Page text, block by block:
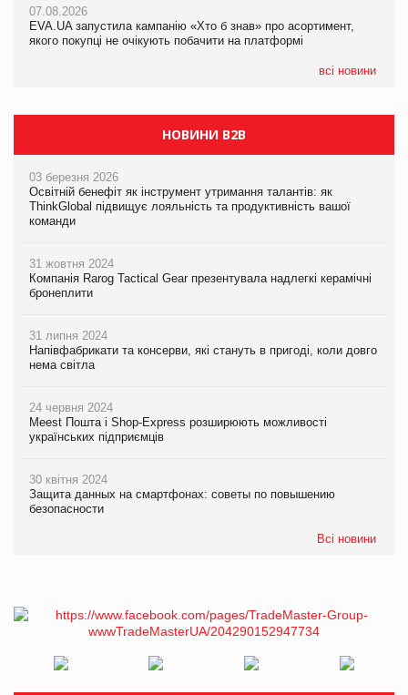
07.08.2026
EVA.UA запустила кампанію «Хто б знав» про асортимент,
якого покупці не очікують побачити на платформі
всі новини
07.08.2026
EVA.UA запустила кампанію «Хто б знав» про асортимент,
якого покупці не очікують побачити на платформі
НОВИНИ B2B
03 березня 2026
Освітній бенефіт як інструмент утримання талантів: як
ThinkGlobal підвищує лояльність та продуктивність вашої
команди
31 жовтня 2024
Компанія Rarog Tactical Gear презентувала надлегкі керамічні
бронеплити
31 липня 2024
Напівфабрикати та консерви, які стануть в пригоді, коли довго
нема світла
24 червня 2024
Meest Пошта і Shop-Express розширюють можливості
українських підприємців
30 квітня 2024
Защита данных на смартфонах: советы по повышению
безопасности
Всі новини